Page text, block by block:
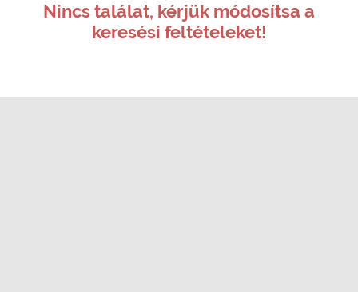
Nincs találat, kérjük módosítsa a
keresési feltételeket!